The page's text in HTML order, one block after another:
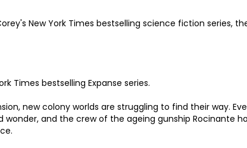
New York Times bestselling science fiction series,
Times bestselling Expanse series.
new colony worlds are struggling to find their way.
and the crew of the ageing gunship Rocinante